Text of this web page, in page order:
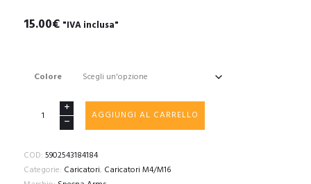
15.00€ "IVA inclusa"
Colore
Mid-
Cap
magazine
AGGIUNGI AL CARRELLO
COD: 5902543184184
Categorie: Caricatori, Caricatori M4/M16